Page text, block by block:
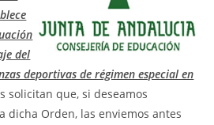
del
deportivas de régimen especial en
solicitan que, si deseamos
a dicha Orden, las enviemos antes